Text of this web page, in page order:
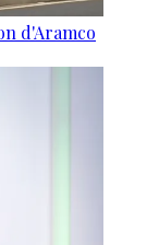
d'Aramco